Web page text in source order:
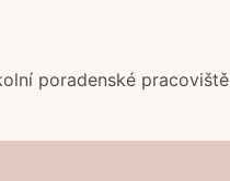
poradenské pracoviště